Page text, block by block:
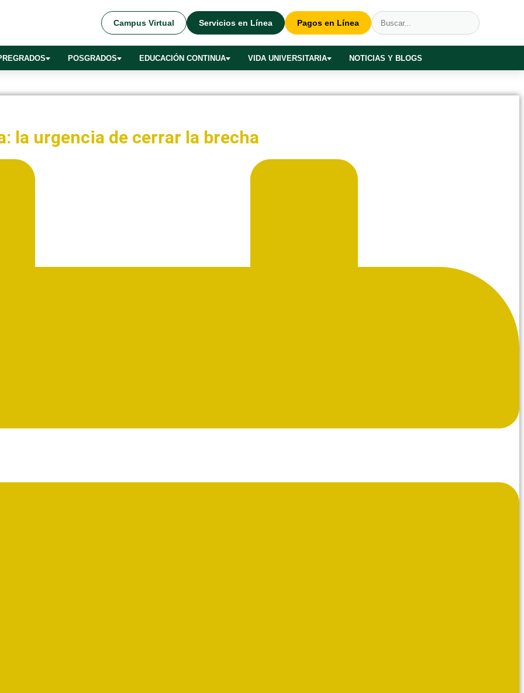
Campus Virtual Servicios en Línea Pagos en Línea
POSGRADOS EDUCACIÓN CONTINUA VIDA UNIVERSITARIA NOTICIAS Y BLOGS
la urgencia de cerrar la brecha